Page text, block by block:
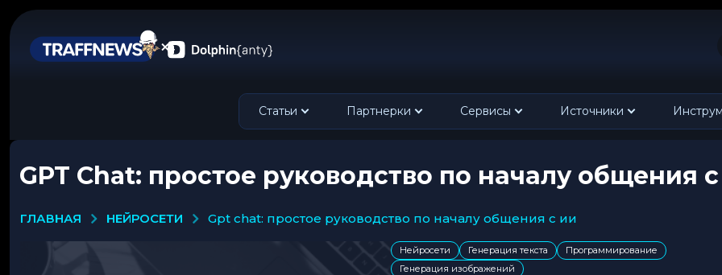
Статьи Партнерки Сервисы Источники
GPT Chat: простое руководство по началу общения
ГЛАВНАЯ НЕЙРОСЕТИ gpt chat: простое руководство по началу общения с ии
Нейросети Генерация текста
Программирование
Генерация изображений